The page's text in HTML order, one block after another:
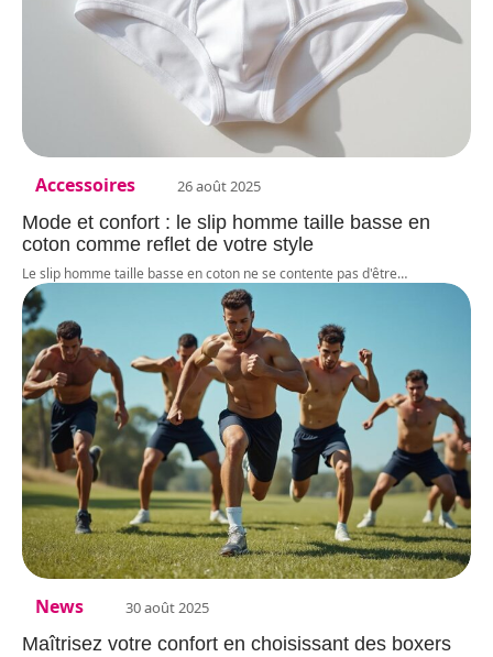
Accessoires 26 août 2025
Mode et confort : le slip homme taille basse en
coton comme reflet de votre style
Le slip homme taille basse en coton ne se contente pas d'être…
News 30 août 2025
Maîtrisez votre confort en choisissant des boxers